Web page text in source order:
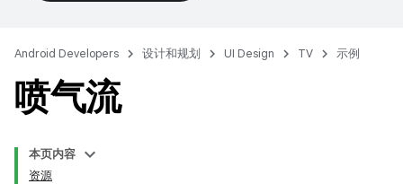
Android Developers 设计和规划 UI Design TV 示例
喷气流
本页内容
资源